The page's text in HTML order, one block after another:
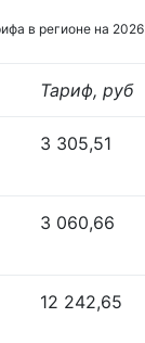
в регионе на 2026
Тариф, руб
3 305,51
3 060,66
12 242,65